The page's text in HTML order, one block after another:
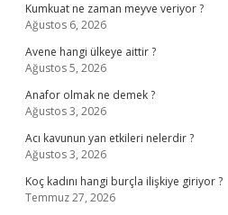
Kumkuat ne zaman meyve veriyor ?
Ağustos 6, 2026
Avene hangi ülkeye aittir ?
Ağustos 5, 2026
Anafor olmak ne demek ?
Ağustos 3, 2026
Acı kavunun yan etkileri nelerdir ?
Ağustos 3, 2026
Koç kadını hangi burçla ilişkiye giriyor ?
Temmuz 27, 2026